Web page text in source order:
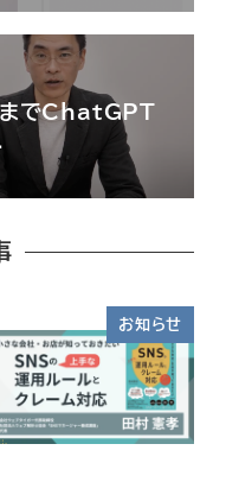
までChatGPT
お知らせ